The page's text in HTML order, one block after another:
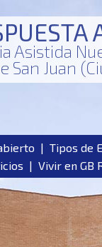
Asistida
San Juan
| Tipos de
| Vivir en GB